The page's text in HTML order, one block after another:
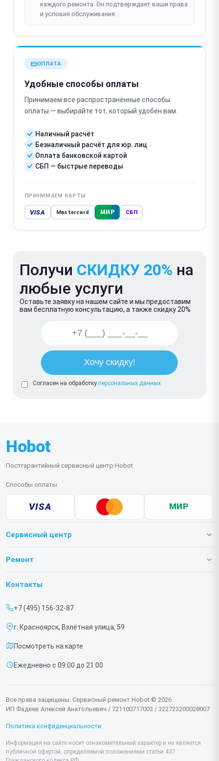
каждого ремонта. Он подтверждает ваши права
и условия обслуживания.
ОПЛАТА
Удобные способы оплаты
Принимаем все распространённые способы
оплаты — выбирайте тот, который удобен вам.
Наличный расчёт
Безналичный расчёт для юр. лиц
Оплата банковской картой
СБП — быстрые переводы
ПРИНИМАЕМ КАРТЫ
VISA Mastercard МИР СБП
Получи СКИДКУ 20% на
любые услуги
Оставьте заявку на нашем сайте и мы предоставим
вам бесплатную консультацию, а также скидку 20%
Согласен на обработку персональных данных
Hobot
Постгарантийный сервисный центр Hobot
Способы оплаты
VISA МИР
Сервисный центр
О нашем сервисе
Срочный ремонт
Доставка и способы оплаты
Диагностика
Контакты
Ремонт
Роботов-пылесосов
Контакты
+7 (495) 156-32-87
г. Красноярск, Взлётная улица, 59
Посмотреть на карте
Ежедневно с 09:00 до 21:00
Все права защищены. Сервисный ремонт Hobot © 2026
ИП Фадеев Алексей Анатольевич / 721100717003 / 322723200028007
Политика конфиденциальности
Информация на сайте носит ознакомительный характер и не является
публичной офертой, определяемой положениями статьи 437